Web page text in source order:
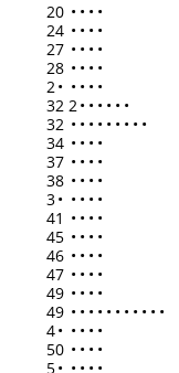
20 • • • •
24 • • • •
27 • • • •
28 • • • •
2• • • • •
32 2• • • • • •
32 • • • • • • • • •
34 • • • •
37 • • • •
38 • • • •
3• • • • •
41 • • • •
45 • • • •
46 • • • •
47 • • • •
49 • • • •
49 • • • • • • • • • • •
4• • • • •
50 • • • •
5• • • • •